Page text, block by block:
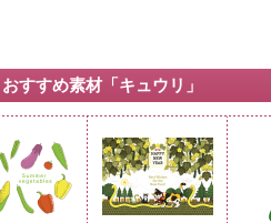
おすすめ素材「キュウリ」